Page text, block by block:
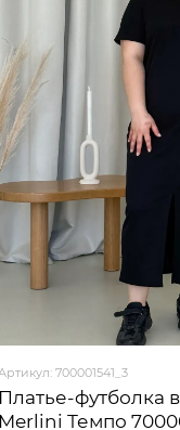
Артикул: 700001541_3
Платье-футболка
Merlini Темпо